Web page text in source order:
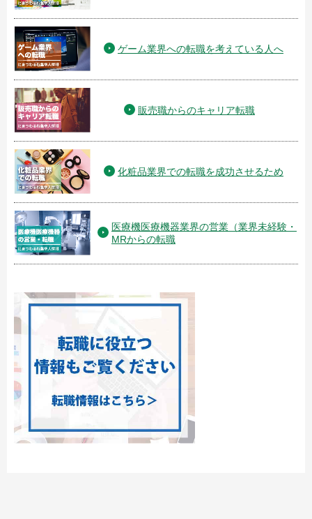
ゲーム業界への転職を考えている人へ
販売職からのキャリア転職
化粧品業界での転職を成功させるため
医療機医療機器業界の営業（業界未経験・
MRからの転職